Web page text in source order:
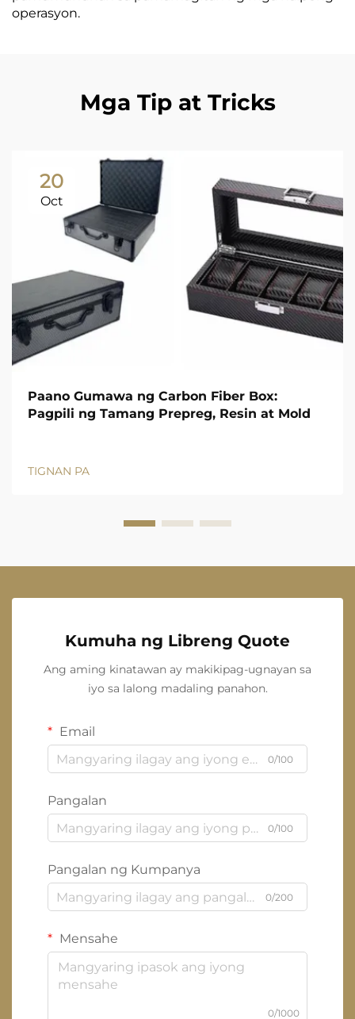
operasyon.
Mga Tip at Tricks
20
Oct
Paano Gumawa ng Carbon Fiber Box:
Pagpili ng Tamang Prepreg, Resin at Mold
TIGNAN PA
Kumuha ng Libreng Quote
Ang aming kinatawan ay makikipag-ugnayan sa
iyo sa lalong madaling panahon.
Email
0/100
Pangalan
0/100
Pangalan ng Kumpanya
0/200
Mensahe
0/1000